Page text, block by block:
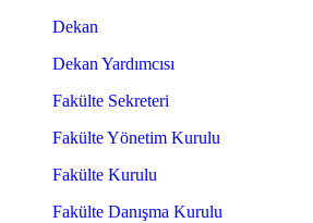
Dekan
Dekan Yardımcısı
Fakülte Sekreteri
Fakülte Yönetim Kurulu
Fakülte Kurulu
Fakülte Danışma Kurulu